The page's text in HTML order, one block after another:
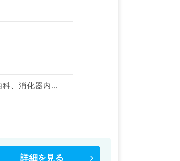
神経内科、心療内科、一般内科、循環器内科、呼吸器内科、消化器内科、内分泌・代謝内科、腎臓内科、老年内科、血液内科、膠原病科
詳細を 見る